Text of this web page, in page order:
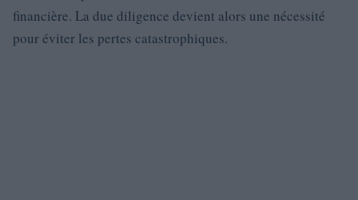
financière. La due diligence devient alors une nécessité
pour éviter les pertes catastrophiques.